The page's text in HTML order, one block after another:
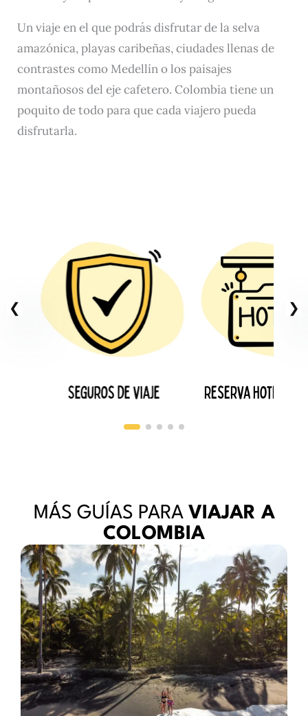
Un viaje en el que podrás disfrutar de la selva
amazónica, playas caribeñas, ciudades llenas de
contrastes como Medellín o los paisajes
montañosos del eje cafetero. Colombia tiene un
poquito de todo para que cada viajero pueda
disfrutarla.
Seguros de viaje Reserva hoteles
MÁS GUÍAS PARA VIAJAR A
COLOMBIA